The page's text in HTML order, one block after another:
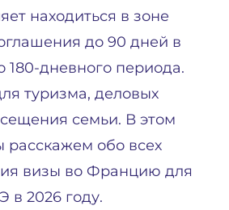
находиться в зоне
до 90 дней в
180-дневного периода.
туризма, деловых
семьи. В этом
расскажем обо всех
визы во Францию для
в 2026 году.